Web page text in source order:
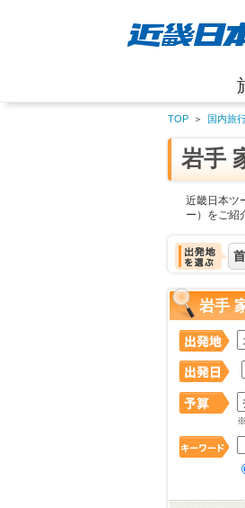
TOP ＞ 国内旅
岩手
近畿日本ツ
ー）をご紹
岩手
※